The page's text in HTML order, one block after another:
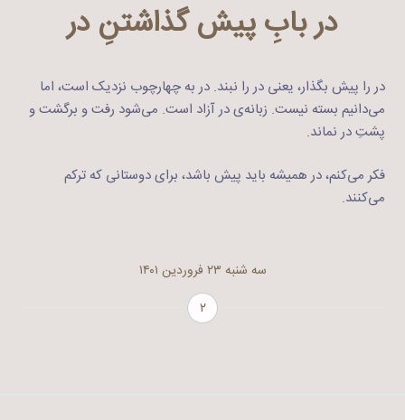
در بابِ پیش گذاشتنِ در
در را پیش بگذار، یعنی در را نبند. در به چهارچوب نزدیک است، اما
می‌دانیم بسته نیست. زبانه‌ی در آزاد است. می‌شود رفت و برگشت و
پشتِ در نماند.
فکر می‌کنم، در همیشه باید پیش باشد، برای دوستانی که ترکم
می‌کنند.
سه شنبه ۲۳ فروردین ۱۴۰۱
۲